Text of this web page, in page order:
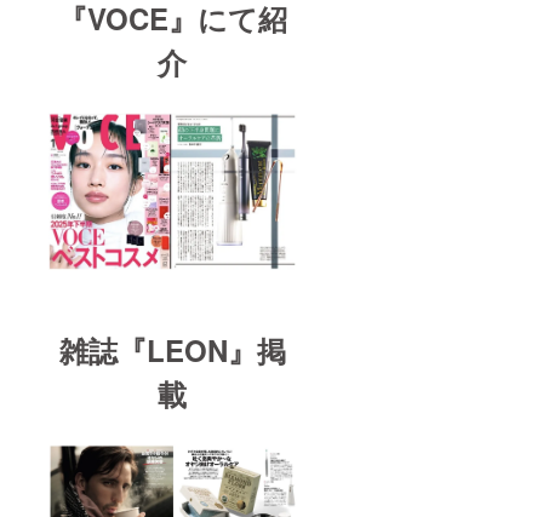
『VOCE』にて紹
介
雑誌『LEON』掲
載